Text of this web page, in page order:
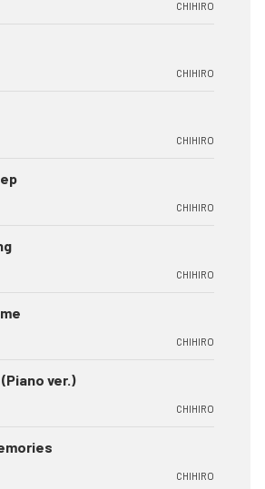
CHIHIRO
CHIHIRO
CHIHIRO
CHIHIRO
CHIHIRO
CHIHIRO
ver.)
CHIHIRO
CHIHIRO